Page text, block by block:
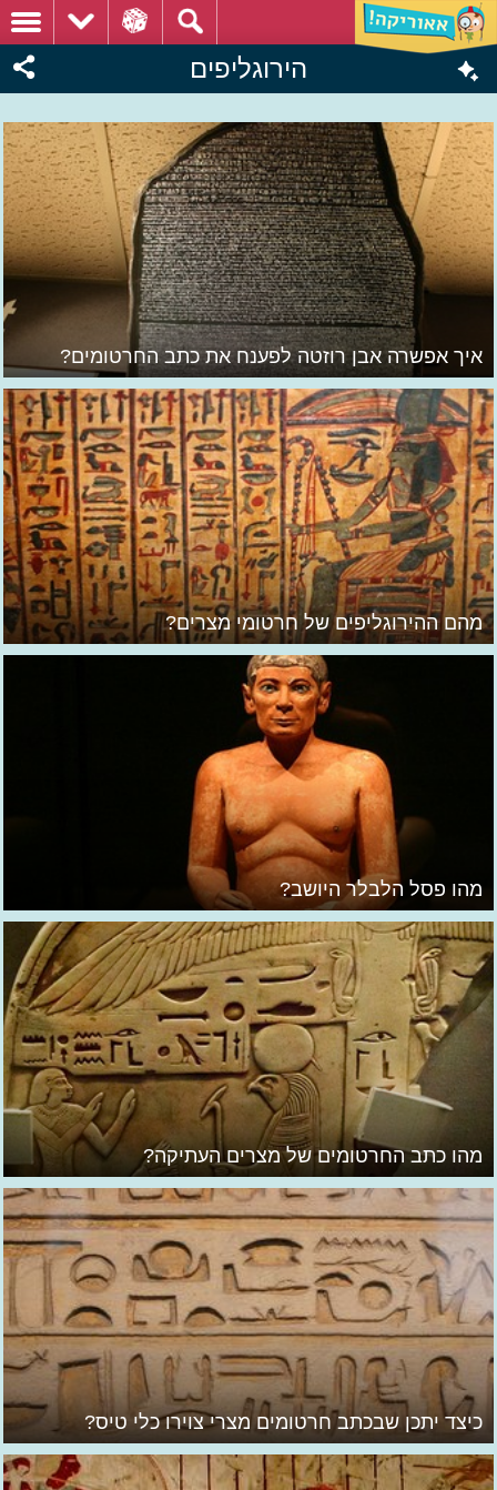
הירוגליפים
איך אפשרה אבן רוזטה לפענח את כתב החרטומים?
מהם ההירוגליפים של חרטומי מצרים?
מהו פסל הלבלר היושב?
מהו כתב החרטומים של מצרים העתיקה?
כיצד יתכן שבכתב חרטומים מצרי צוירו כלי טיס?